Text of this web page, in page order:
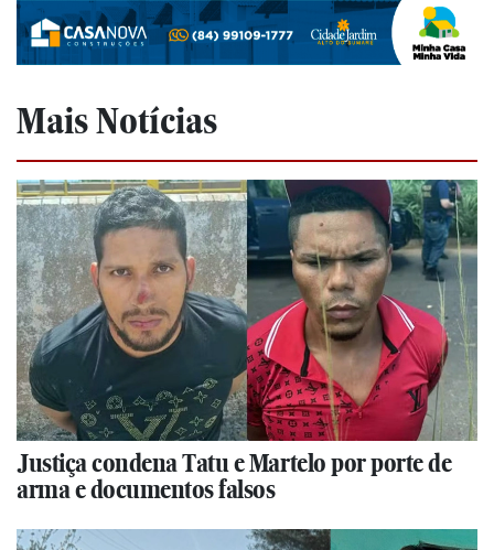
Mais Notícias
Justiça condena Tatu e Martelo por porte de
arma e documentos falsos